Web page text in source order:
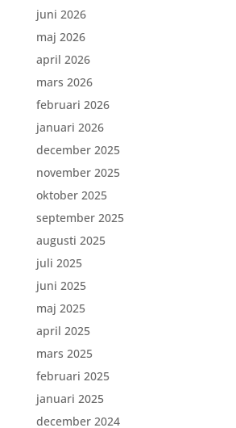
juni 2026
maj 2026
april 2026
mars 2026
februari 2026
januari 2026
december 2025
november 2025
oktober 2025
september 2025
augusti 2025
juli 2025
juni 2025
maj 2025
april 2025
mars 2025
februari 2025
januari 2025
december 2024